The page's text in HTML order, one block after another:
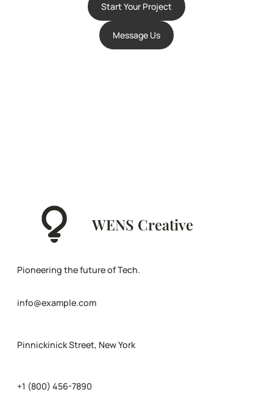
Start Your Project
Message Us
WENS Creative
Pioneering the future of Tech.
info@example.com
Pinnickinick Street, New York
+1 (800) 456-7890